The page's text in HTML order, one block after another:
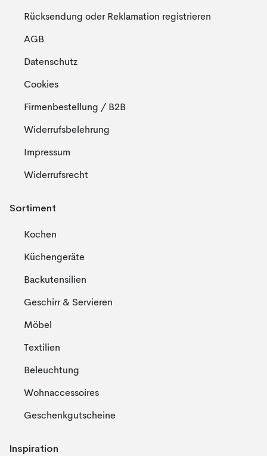
Rücksendung oder Reklamation registrieren
AGB
Datenschutz
Cookies
Firmenbestellung / B2B
Widerrufsbelehrung
Impressum
Widerrufsrecht
Sortiment
Kochen
Küchengeräte
Backutensilien
Geschirr & Servieren
Möbel
Textilien
Beleuchtung
Wohnaccessoires
Geschenkgutscheine
Inspiration